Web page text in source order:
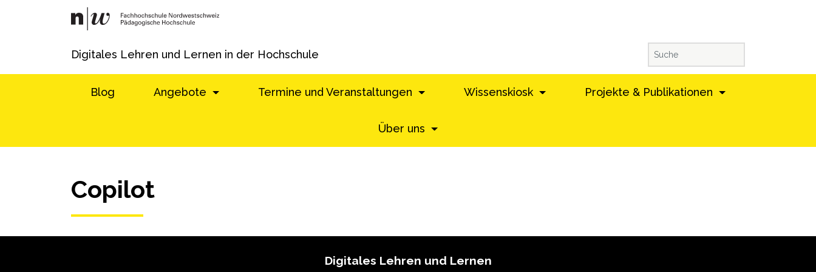
Digitales Lehren und Lernen in der Hochschule
Blog Angebote Termine und Veranstaltungen Wissenskiosk Projekte & Publikationen
Über uns
Copilot
Digitales Lehren und Lernen